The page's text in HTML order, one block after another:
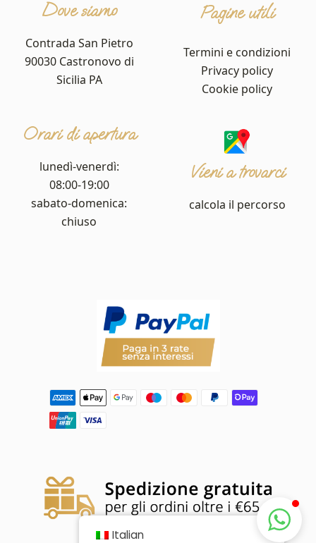
Dove siamo
Contrada San Pietro
90030 Castronovo di
Sicilia PA
Orari di apertura
lunedì-venerdì:
08:00-19:00
sabato-domenica:
chiuso
Pagine utili
Termini e condizioni
Privacy policy
Cookie policy
Vieni a trovarci
calcola il percorso
Italian